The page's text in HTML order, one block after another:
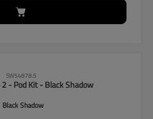
SW54878.5
2 - Pod Kit - Black Shadow
Black Shadow